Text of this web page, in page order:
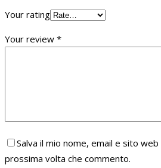
Your rating
Your review *
Salva il mio nome, email e sito
prossima volta che commento.